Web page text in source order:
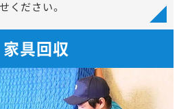
ください。
家具回収